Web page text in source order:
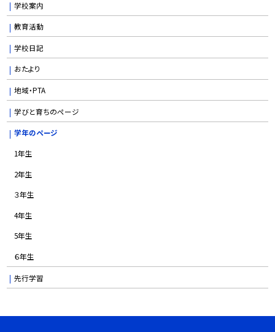
学校案内
教育活動
学校日記
おたより
地域・PTA
学びと育ちのページ
学年のページ
1年生
2年生
３年生
4年生
5年生
６年生
先行学習